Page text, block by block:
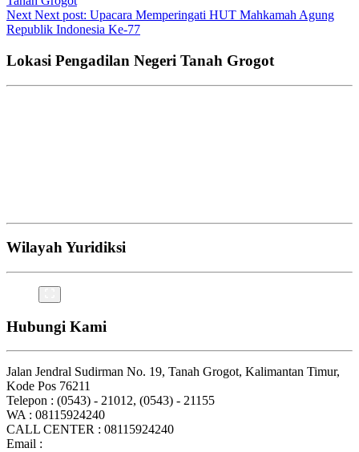
Next Next post: Upacara Memperingati HUT Mahkamah Agung
Republik Indonesia Ke-77
Lokasi Pengadilan Negeri Tanah Grogot
Wilayah Yuridiksi
Hubungi Kami
Jalan Jendral Sudirman No. 19, Tanah Grogot, Kalimantan Timur,
Kode Pos 76211
Telepon : (0543) - 21012, (0543) - 21155
WA : 08115924240
CALL CENTER : 08115924240
Email :